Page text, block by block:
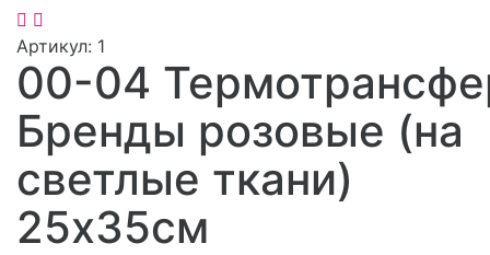
Артикул: 1
00-04
Бренды розовые (на
светлые ткани)
25х35см